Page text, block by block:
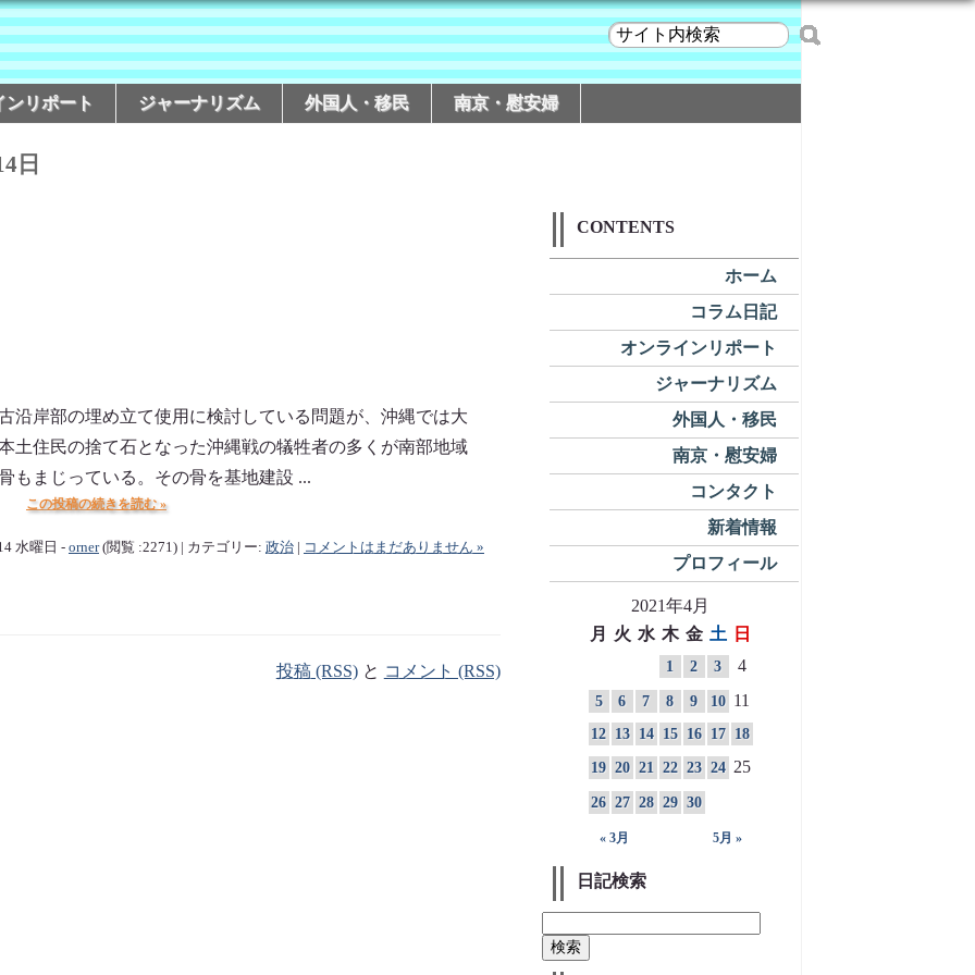
ンリポート ジャーナリズム 外国人・移民 南京・慰安婦
日
沿岸部の埋め立て使用に検討している問題が、沖縄では大
土住民の捨て石となった沖縄戦の犠牲者の多くが南部地域
もまじっている。その骨を基地建設 ...
この投稿の続きを読む »
水曜日 - orner(閲覧 :2271) | カテゴリー: 政治| コメントはまだありません »
投稿 (RSS)と コメント (RSS)
CONTENTS
ホーム
コラム日記
オンラインリポート
ジャーナリズム
外国人・移民
南京・慰安婦
コンタクト
新着情報
プロフィール
2021年4月
月 火 水 木 金 土 日
« 3月 5月 »
1 2 3 4
5 6 7 8 9 10 11
12 13 14 15 16 17 18
19 20 21 22 23 24 25
26 27 28 29 30
日記検索